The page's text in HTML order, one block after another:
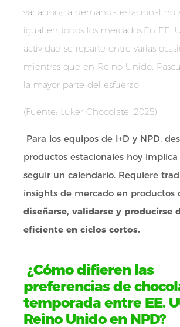
variación; la demanda estacional no
igual en todos los mercados.En EE.
actividad se reparte entre varias
mientras que en Reino Unido,
la mayor parte del esfuerzo
(Fuente: Luker Chocolate, 2025)
Para los equipos de I+D y NPD,
productos estacionales hoy
seguir un calendario. Requiere
insights de mercado en productos
diseñarse, validarse y producirse
eficiente en ciclos cortos.
¿Cómo difieren las
preferencias de
temporada entre EE.
Reino Unido en NPD?